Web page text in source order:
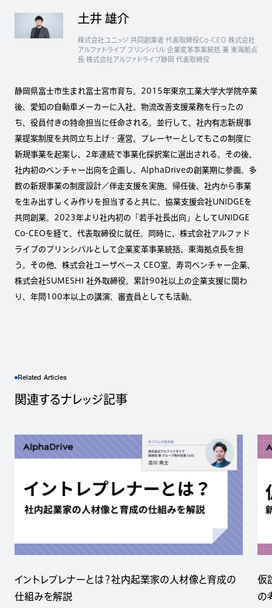
土井 雄介
株式会社ユニッジ 共同創業者 代表取締役Co-CEO 株式会社
アルファドライブ プリンシパル 企業変革事業統括 兼 東海拠点
長 株式会社アルファドライブ静岡 代表取締役
静岡県富士市生まれ富士宮市育ち。2015年東京工業大学大学院卒業
後、愛知の自動車メーカーに入社。物流改善支援業務を行ったの
ち、役員付きの特命担当に任命される。並行して、社内有志新規事
業提案制度を共同立ち上げ・運営。プレーヤーとしてもこの制度に
新規事業を起案し、2年連続で事業化採択案に選出される。その後、
社内初のベンチャー出向を企画し、AlphaDriveの創業期に参画。多
数の新規事業の制度設計／伴走支援を実施。帰任後、社内から事業
を生み出すしくみ作りを担当すると共に、協業支援会社UNIDGEを
共同創業。2023年より社内初の「若手社長出向」としてUNIDGE
Co-CEOを経て、代表取締役に就任。同時に、株式会社アルファド
ライブのプリンシパルとして企業変革事業統括、東海拠点長を担
う。その他、株式会社ユーザベース CEO室。寿司ベンチャー企業、
株式会社SUMESHI 社外取締役。累計90社以上の企業支援に関わ
り、年間100本以上の講演、審査員としても活動。
Related Articles
関連するナレッジ記事
イントレプレナーとは？社内起業家の人材像と育成の
仕組みを解説
仮
の